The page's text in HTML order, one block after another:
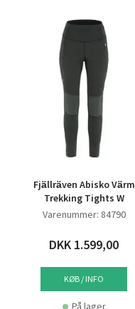
Fjällräven Abisko Värm
Trekking Tights W
Varenummer: 84790
DKK 1.599,00
KØB / INFO